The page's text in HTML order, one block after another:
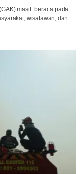
masih berada pada
wisatawan, dan